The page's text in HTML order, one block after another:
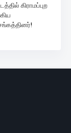
கிராமப்புற